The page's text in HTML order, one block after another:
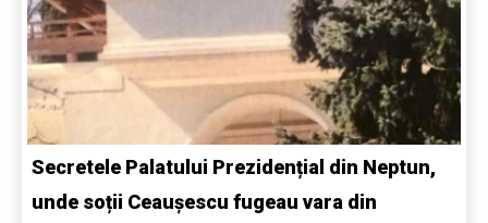
Secretele Palatului Prezidențial din Neptun,
unde soții Ceaușescu fugeau vara din